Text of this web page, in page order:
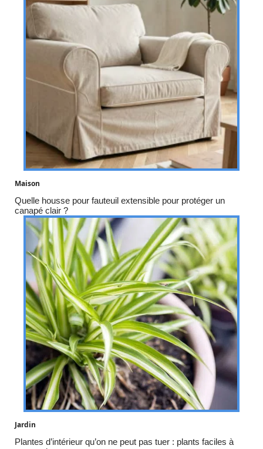
Maison
Quelle housse pour fauteuil extensible pour protéger un
canapé clair ?
Jardin
Plantes d’intérieur qu’on ne peut pas tuer : plants faciles à